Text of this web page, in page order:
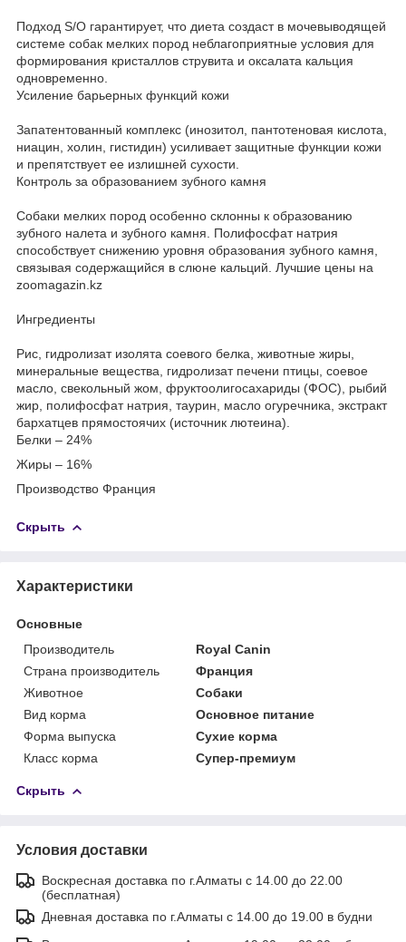
Подход S/O гарантирует, что диета создаст в мочевыводящей
системе собак мелких пород неблагоприятные условия для
формирования кристаллов струвита и оксалата кальция
одновременно.
Усиление барьерных функций кожи
Запатентованный комплекс (инозитол, пантотеновая кислота,
ниацин, холин, гистидин) усиливает защитные функции кожи
и препятствует ее излишней сухости.
Контроль за образованием зубного камня
Собаки мелких пород особенно склонны к образованию
зубного налета и зубного камня. Полифосфат натрия
способствует снижению уровня образования зубного камня,
связывая содержащийся в слюне кальций. Лучшие цены на
zoomagazin.kz
Ингредиенты
Рис, гидролизат изолята соевого белка, животные жиры,
минеральные вещества, гидролизат печени птицы, соевое
масло, свекольный жом, фруктоолигосахариды (ФОС), рыбий
жир, полифосфат натрия, таурин, масло огуречника, экстракт
бархатцев прямостоячих (источник лютеина).
Белки – 24%
Жиры – 16%
Производство Франция
Скрыть
Характеристики
Основные
Производитель
Royal Canin
Страна производитель
Франция
Животное
Собаки
Вид корма
Основное питание
Форма выпуска
Сухие корма
Класс корма
Супер-премиум
Скрыть
Условия доставки
Воскресная доставка по г.Алматы с 14.00 до 22.00
(бесплатная)
Дневная доставка по г.Алматы с 14.00 до 19.00 в будни